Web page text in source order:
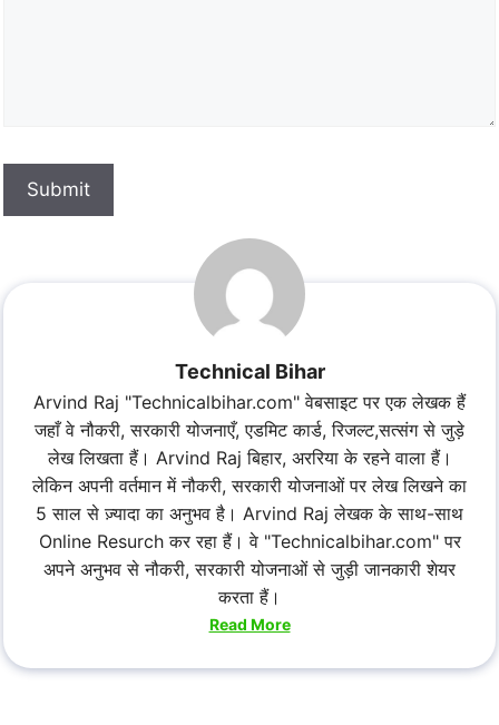
Submit
Technical Bihar
Arvind Raj "Technicalbihar.com" वेबसाइट पर एक लेखक हैं
जहाँ वे नौकरी, सरकारी योजनाएँ, एडमिट कार्ड, रिजल्ट,सत्संग से जुड़े
लेख लिखता हैं। Arvind Raj बिहार, अररिया के रहने वाला हैं।
लेकिन अपनी वर्तमान में नौकरी, सरकारी योजनाओं पर लेख लिखने का
5 साल से ज़्यादा का अनुभव है। Arvind Raj लेखक के साथ-साथ
Online Resurch कर रहा हैं। वे "Technicalbihar.com" पर
अपने अनुभव से नौकरी, सरकारी योजनाओं से जुड़ी जानकारी शेयर
करता हैं।
Read More